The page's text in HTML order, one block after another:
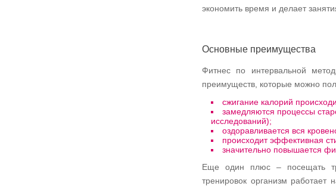
экономить время и делает
Основные преимущества
Фитнес по интервальной
преимуществ, которые можно
сжигание калорий
замедляются процессы
исследований);
оздоравливается вся
происходит эффективная
значительно повышается
Еще один плюс – посещать
тренировок организм работает